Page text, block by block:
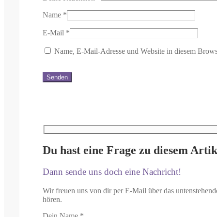
Name *
E-Mail *
Name, E-Mail-Adresse und Website in diesem
Du hast eine Frage zu diesem
Dann sende uns doch eine Nachricht!
Wir freuen uns von dir per E-Mail über das
hören.